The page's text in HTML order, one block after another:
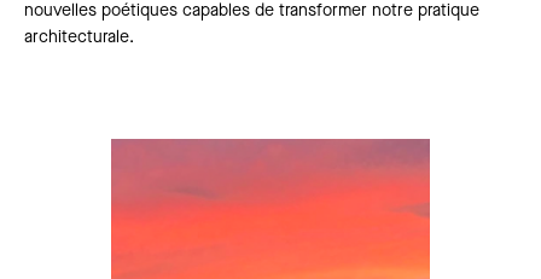
nouvelles poétiques capables de transformer notre pratique
architecturale.